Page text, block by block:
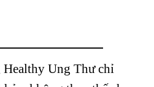
Healthy Ung Thư chỉ